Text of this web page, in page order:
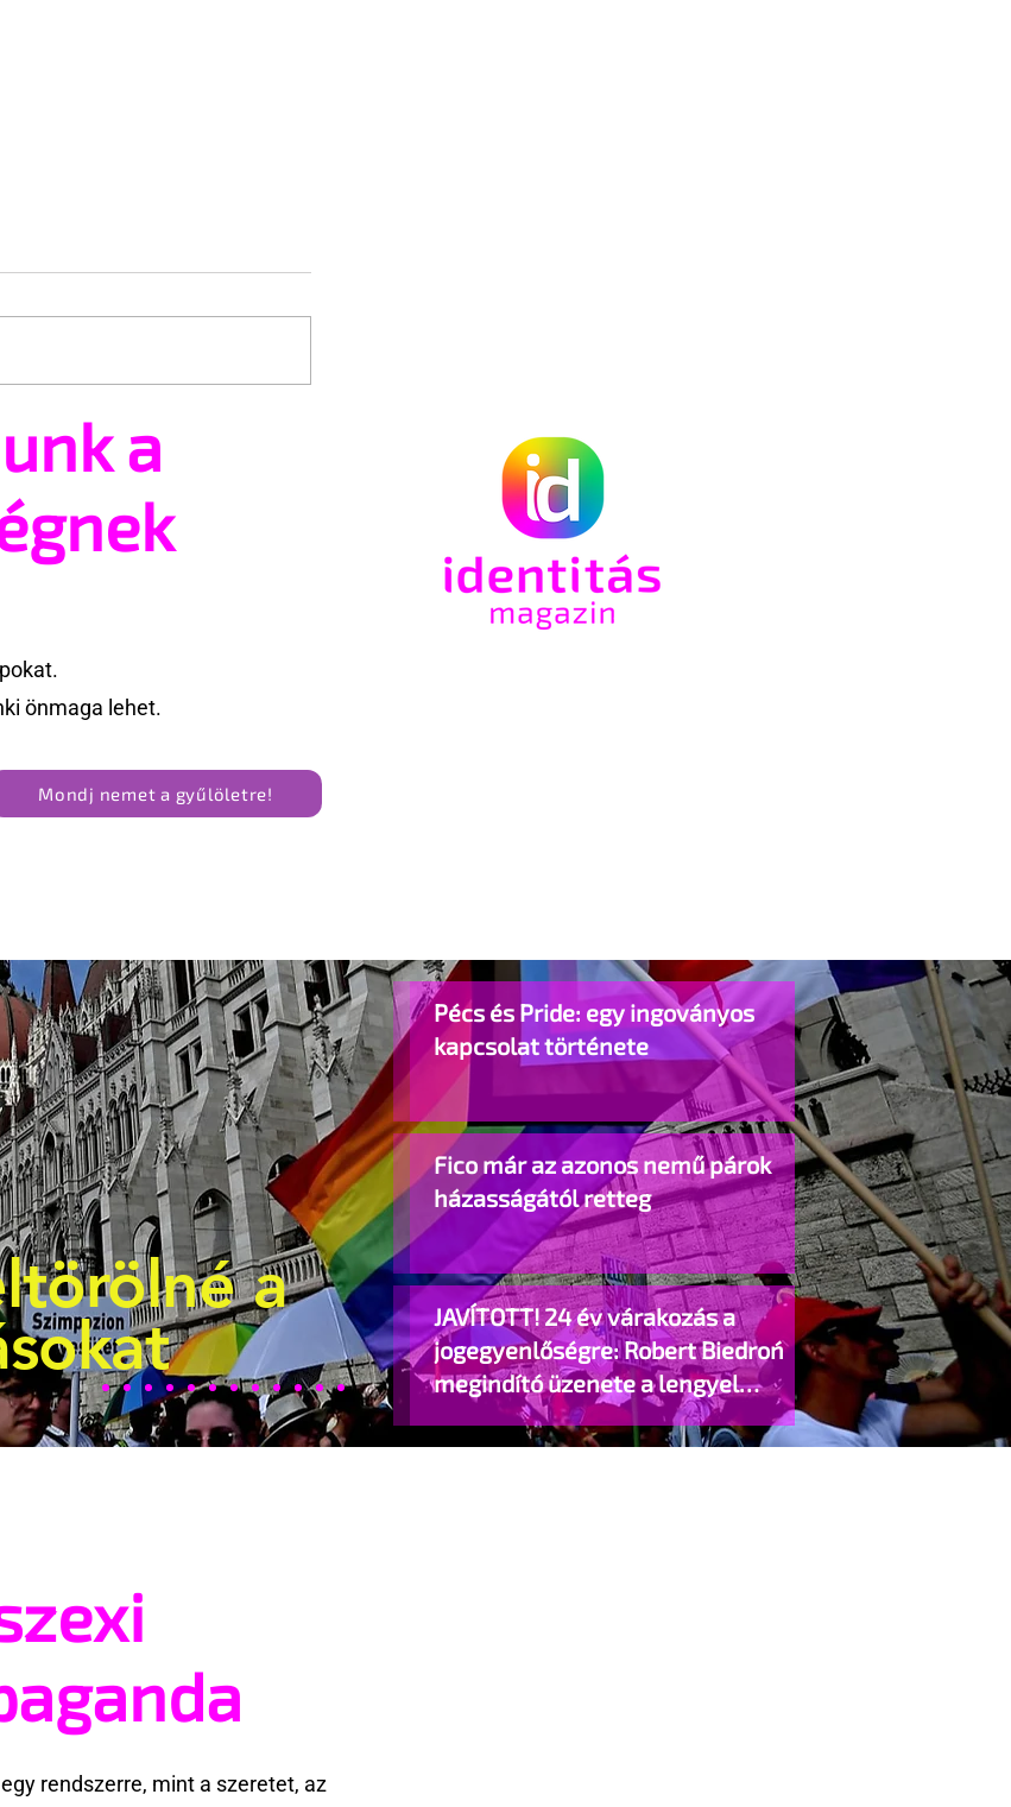
ot a
önmaga lehet.
Mondj nemet a gyűlöletre!
a
Pécs és Pride: egy ingoványos
kapcsolat története
Fico már az azonos nemű párok
házasságától retteg
JAVÍTOTT! 24 év várakozás a
jogegyenlőségre: Robert Biedroń
megindító üzenete a lengyel
bejegyzett élettársi kapcsolatokért
rendszerre, mint a szeretet, az